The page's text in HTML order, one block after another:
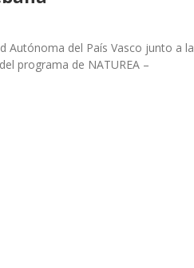
Autónoma del País Vasco junto a la
programa de NATUREA –